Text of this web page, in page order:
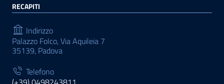
RECAPITI
Indirizzo
Palazzo Folco, Via Aquileia 7
35139, Padova
Telefono